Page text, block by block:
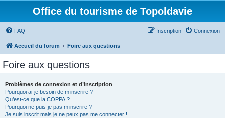
Office du tourisme de Topoldavie
FAQ Connexion
Inscription
Accueil du forum Foire aux questions
Foire aux questions
Problèmes de connexion et d’inscription
Pourquoi ai-je besoin de m’inscrire ?
Qu’est-ce que la COPPA ?
Pourquoi ne puis-je pas m’inscrire ?
Je suis inscrit mais je ne peux pas me connecter !